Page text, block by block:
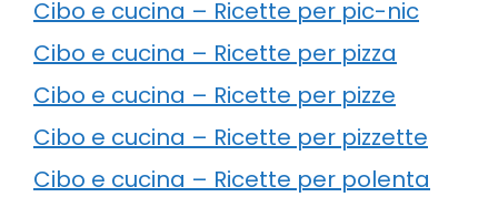
Cibo e cucina – Ricette per pic-nic
Cibo e cucina – Ricette per pizza
Cibo e cucina – Ricette per pizze
Cibo e cucina – Ricette per pizzette
Cibo e cucina – Ricette per polenta